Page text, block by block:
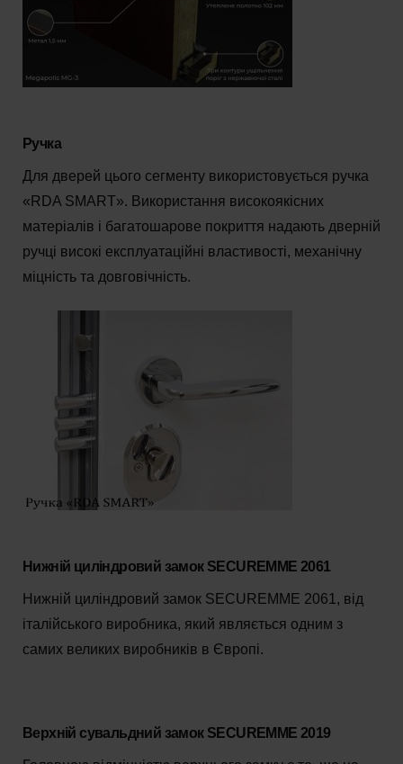
Ручка
Для дверей цього сегменту використовується ручка
«RDA SMART». Використання високоякісних
матеріалів і багатошарове покриття надають дверній
ручці високі експлуатаційні властивості, механічну
міцність та довговічність.
Нижній циліндровий замок SECUREMME 2061
Нижній циліндровий замок SECUREMME 2061, від
італійського виробника, який являється одним з
самих великих виробників в Європі.
Верхній сувальдний замок SECUREMME 2019